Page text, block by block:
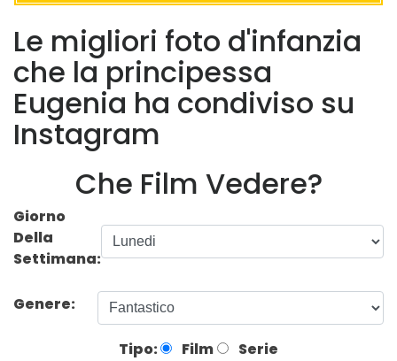
Le migliori foto d'infanzia
che la principessa
Eugenia ha condiviso su
Instagram
Che Film Vedere?
Giorno
Della
Settimana:
Genere:
Tipo: Film Serie